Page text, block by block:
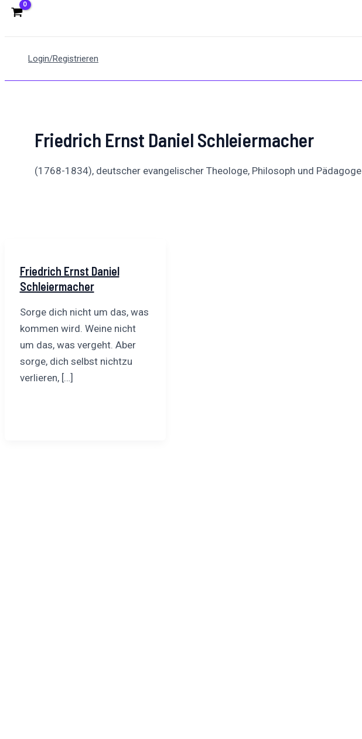
Login/Registrieren
Friedrich Ernst Daniel Schleiermacher
(1768-1834), deutscher evangelischer Theologe, Philosoph und Pädagoge
Friedrich Ernst Daniel
Schleiermacher
Sorge dich nicht um das, was
kommen wird. Weine nicht
um das, was vergeht. Aber
sorge, dich selbst nichtzu
verlieren, […]